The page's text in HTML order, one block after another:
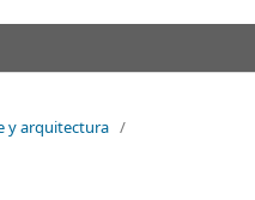
y arquitectura /